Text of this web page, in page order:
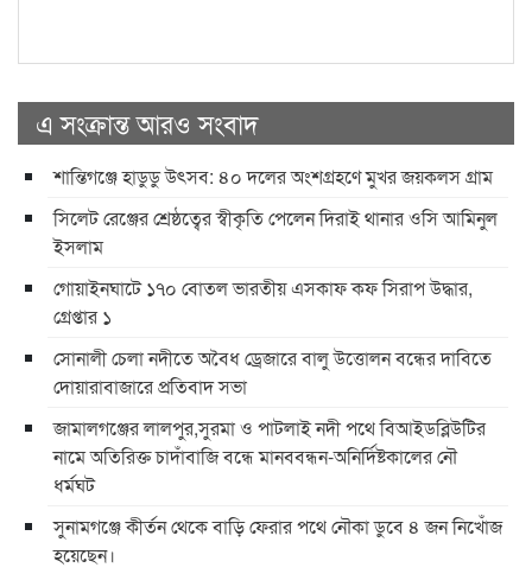
এ সংক্রান্ত আরও সংবাদ
শান্তিগঞ্জে হাডুডু উৎসব: ৪০ দলের অংশগ্রহণে মুখর জয়কলস গ্রাম
সিলেট রেঞ্জের শ্রেষ্ঠত্বের স্বীকৃতি পেলেন দিরাই থানার ওসি আমিনুল
ইসলাম
গোয়াইনঘাটে ১৭০ বোতল ভারতীয় এসকাফ কফ সিরাপ উদ্ধার,
গ্রেপ্তার ১
সোনালী চেলা নদীতে অবৈধ ড্রেজারে বালু উত্তোলন বন্ধের দাবিতে
দোয়ারাবাজারে প্রতিবাদ সভা
জামালগঞ্জের লালপুর,সুরমা ও পাটলাই নদী পথে বিআইডব্লিউটির
নামে অতিরিক্ত চাদাঁবাজি বন্ধে মানববন্ধন-অনির্দিষ্টকালের নৌ
ধর্মঘট
সুনামগঞ্জে কীর্তন থেকে বাড়ি ফেরার পথে নৌকা ডুবে ৪ জন নিখোঁজ
হয়েছেন।